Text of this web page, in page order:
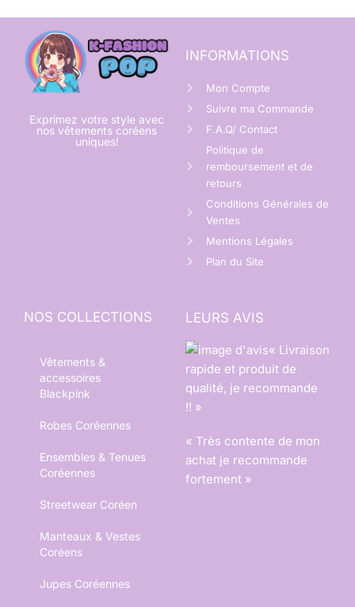
Exprimez votre style avec
nos vêtements coréens
uniques!
INFORMATIONS
Mon Compte
Suivre ma Commande
F.A.Q/ Contact
Politique de
remboursement et de
retours
Conditions Générales de
Ventes
Mentions Légales
Plan du Site
NOS COLLECTIONS
Vêtements &
accessoires
Blackpink
Robes Coréennes
Ensembles & Tenues
Coréennes
Streetwear Coréen
Manteaux & Vestes
Coréens
Jupes Coréennes
LEURS AVIS
« Livraison
rapide et produit de
qualité, je recommande
!! »
« Très contente de mon
achat je recommande
fortement »